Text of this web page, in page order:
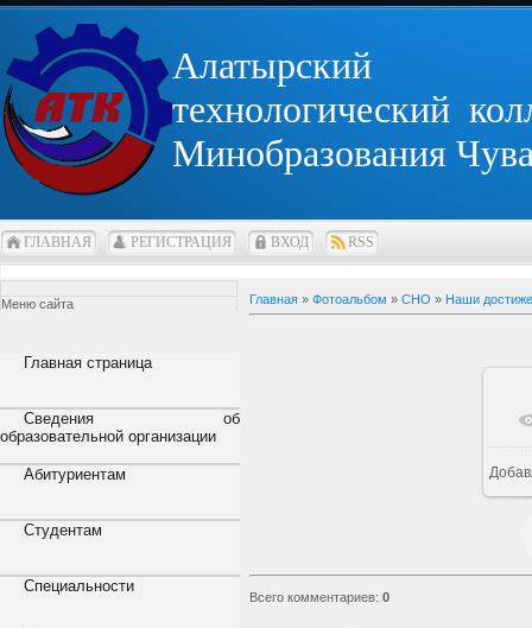
Алатырский
технологический
Минобразования
ГЛАВНАЯ РЕГИСТРАЦИЯ ВХОД RSS
Меню сайта
Главная страница
Сведения об
образовательной организации
Абитуриентам
Студентам
Специальности
Главная » Фотоальбом » СНО » Наши
Всего комментариев: 0